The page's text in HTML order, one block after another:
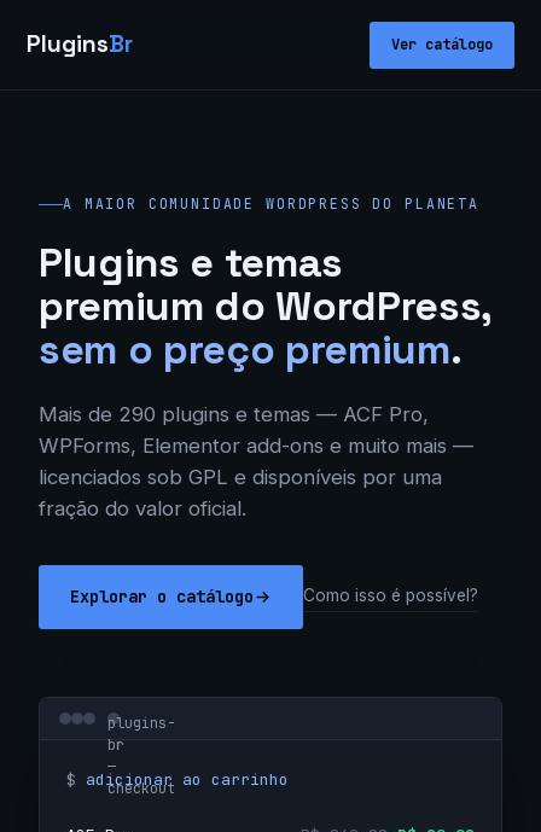
PluginsBr Ver catálogo
A MAIOR COMUNIDADE WORDPRESS DO PLANETA
Plugins e temas
premium do WordPress,
sem o preço premium.
Mais de 290 plugins e temas — ACF Pro,
WPForms, Elementor add-ons e muito mais —
licenciados sob GPL e disponíveis por uma
fração do valor oficial.
Explorar o catálogo Como isso é possível?
plugins-
br
—
checkout
adicionar ao carrinho